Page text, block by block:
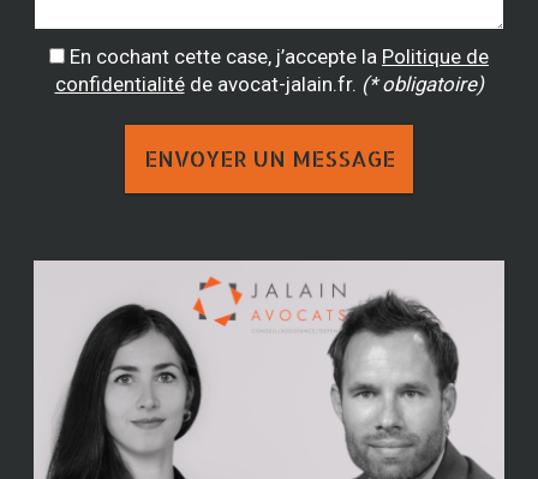
En cochant cette case, j’accepte la Politique de
confidentialitéde avocat-jalain.fr. (* obligatoire)